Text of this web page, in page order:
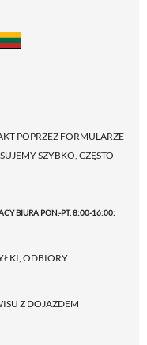
POPRZEZ FORMULARZE
SZYBKO, CZĘSTO
BIURA PON.-PT. 8:00-16:00:
ODBIORY
Z DOJAZDEM